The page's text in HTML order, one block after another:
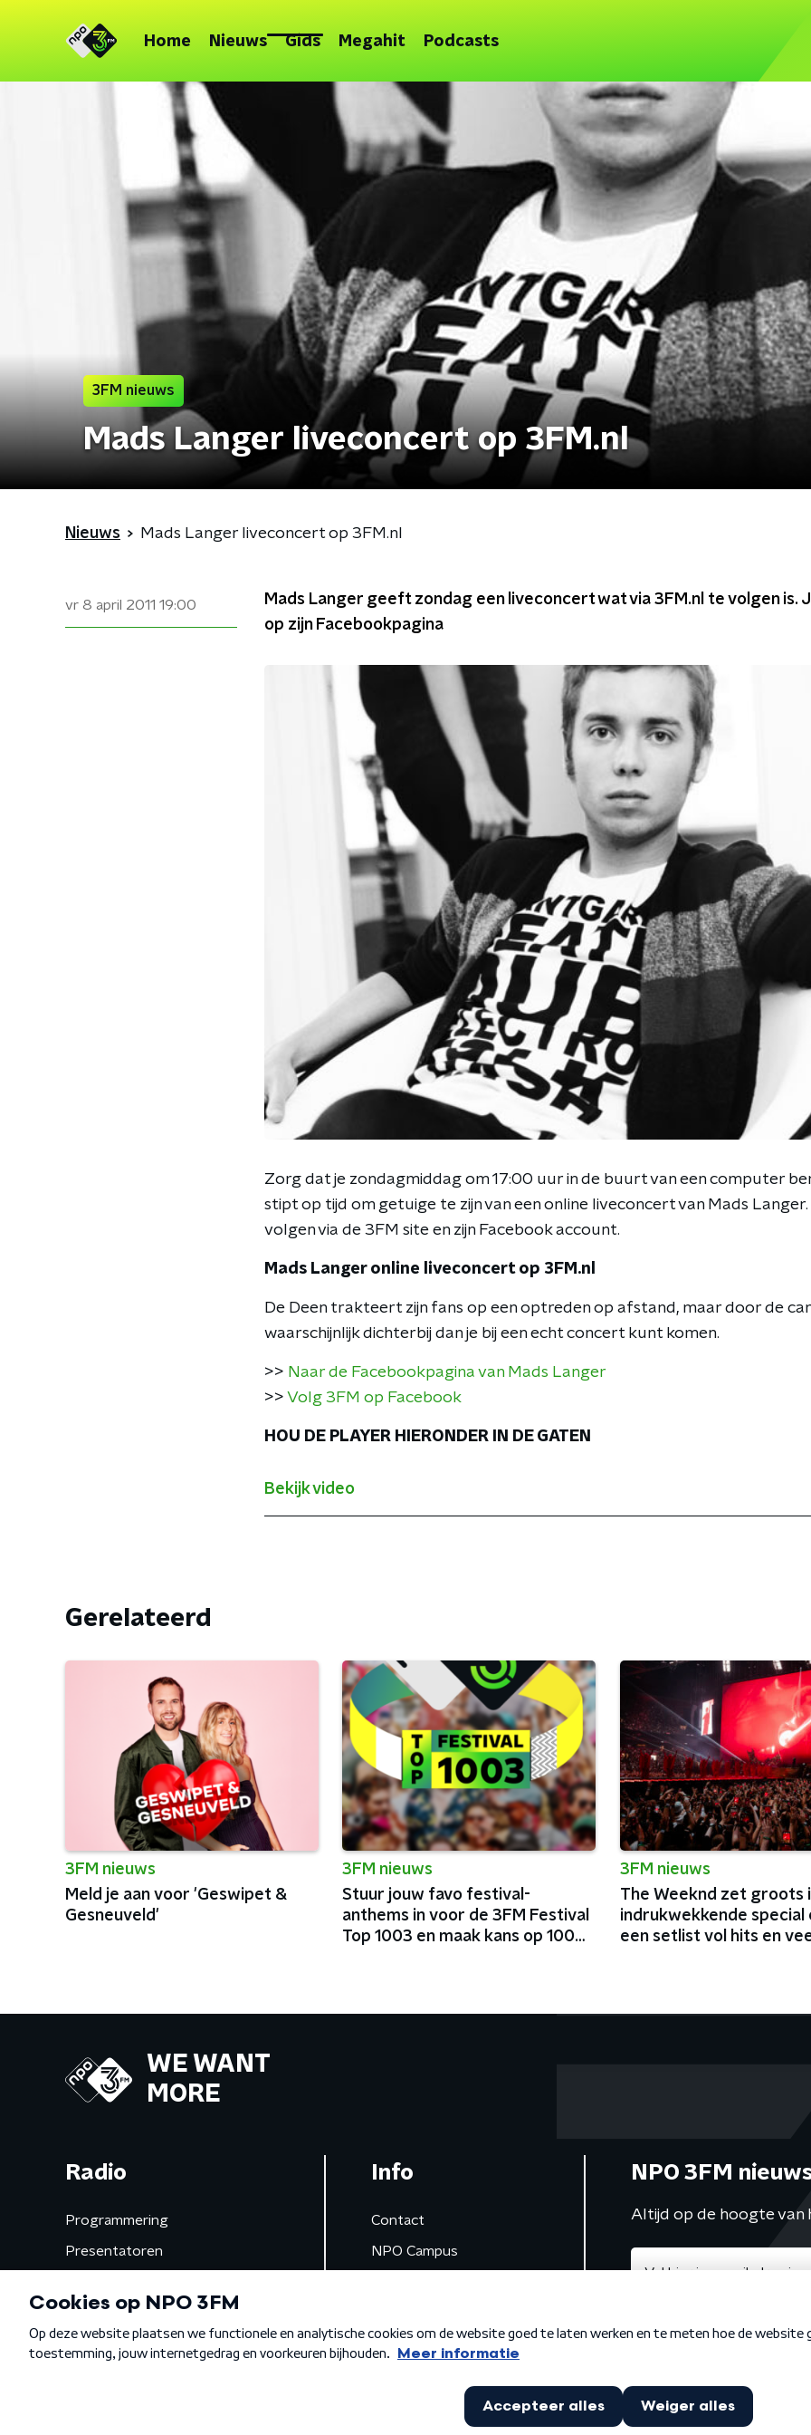
Home Nieuws Gids Megahit Podcasts
3FM nieuws
Mads Langer liveconcert op 3FM.nl
Nieuws Mads Langer liveconcert op 3FM.nl
vr 8 april 2011 19:00
Mads Langer geeft zondag een liveconcert wat via 3FM.nl te volgen is.
op zijn Facebookpagina
Zorg dat je zondagmiddag om 17:00 uur in de buurt van een computer
stipt op tijd om getuige te zijn van een online liveconcert van Mads
volgen via de 3FM site en zijn Facebook account.
Mads Langer online liveconcert op 3FM.nl
De Deen trakteert zijn fans op een optreden op afstand, maar door de
waarschijnlijk dichterbij dan je bij een echt concert kunt komen.
>> Naar de Facebookpagina van Mads Langer
>> Volg 3FM op Facebook
HOU DE PLAYER HIERONDER IN DE GATEN
Bekijk video
Gerelateerd
3FM nieuws
Meld je aan voor 'Geswipet &
Gesneuveld'
3FM nieuws
Stuur jouw favo festival-
anthems in voor de 3FM Festival
Top 1003 en maak kans op 100
3FM nieuws
The Weeknd zet groots
indrukwekkende special
een setlist vol hits en
WE WANT
MORE
Radio
Programmering
Presentatoren
Gemist
Info
Contact
NPO Campus
NPO 3FM
Altijd op de hoogte van
Algemene voorwaarden Privacybeleid